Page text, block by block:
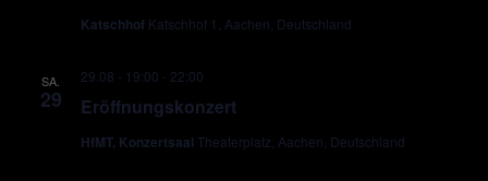
Katschhof Katschhof 1, Aachen, Deutschland
SA.
29 Eröffnungskonzert
29.08 - 19:00 - 22:00
HfMT, Konzertsaal Theaterplatz, Aachen, Deutschland